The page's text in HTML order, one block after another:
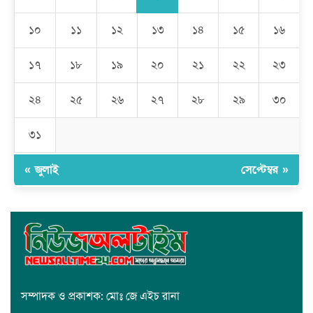
মেহেদীপুর গ্রামে ব্যতিক্রমী আয়োজন: একত্রে ঈদের জামাতে পুরো গ্রাম
রমজান উপলক্ষে সাভারে মানবাধিকার সংস্থার ইফতার
জাবাল-ই-নূর মডেল মাদ্রাসায় ১২তম বার্ষিক পুরস্কার বিতরণ ও বালিকা
১০ ১১ ১২ ১৩ ১৪ ১৫ ১৬
১৭ ১৮ ১৯ ২০ ২১ ২২ ২৩
২৪ ২৫ ২৬ ২৭ ২৮ ২৯ ৩০
৩১
« জুলাই সেপ্টেম্বর »
সম্পাদক ও প্রকাশক: মোঃ জে এইচ রানা